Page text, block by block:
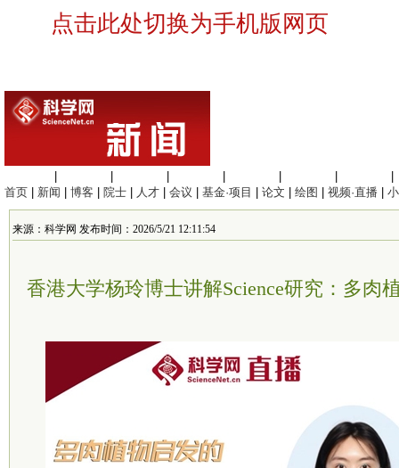
点击此处切换为手机版网页
首页
新闻 博客 院士 人才 会议 基金·项目 论文 绘图 视频·直播
来源：科学网 发布时间：2026/5/21 12:11:54
香港大学杨玲博士讲解Science研究：多肉